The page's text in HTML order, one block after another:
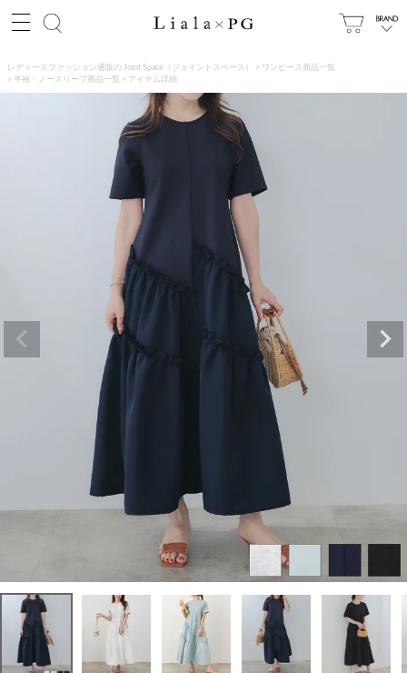
レディースファッション通販の Joint Space（ジョイントスペース）
ワンピース商品一覧
半袖・ノースリーブ商品一覧
アイテム詳細